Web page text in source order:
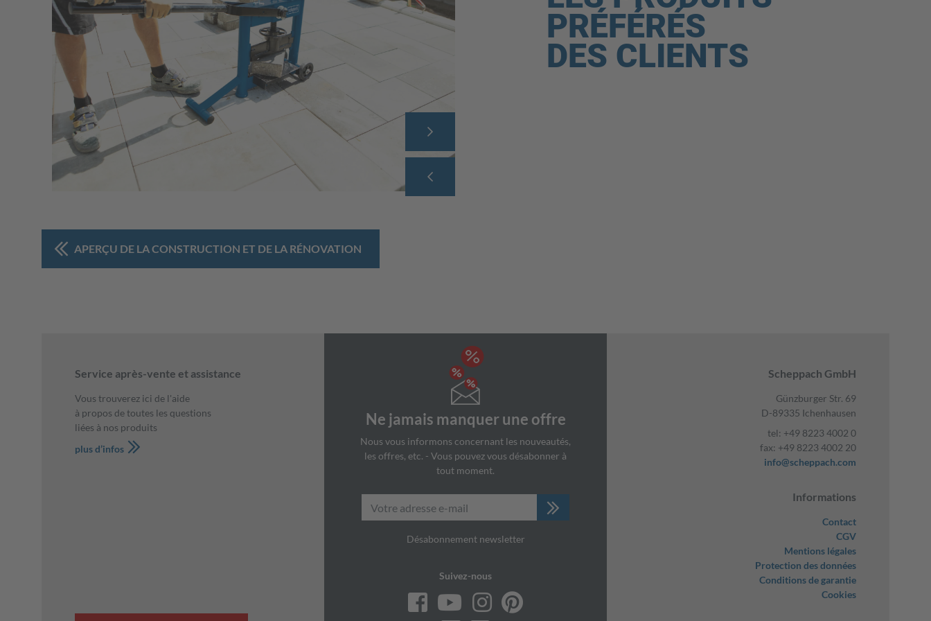
PRÉFÉRÉS
DES CLIENTS
APERÇU DE LA CONSTRUCTION ET DE LA RÉNOVATION
Service après-vente et assistance
Vous trouverez ici de l'aide
à propos de toutes les questions
liées à nos produits
plus d’infos
Ne jamais manquer une offre
Nous vous informons concernant les nouveautés,
les offres, etc. - Vous pouvez vous désabonner à
tout moment.
Désabonnement newsletter
Suivez-nous
Scheppach GmbH
Günzburger Str. 69
D-89335 Ichenhausen
tel: +49 8223 4002 0
fax: +49 8223 4002 20
info@scheppach.com
Informations
Contact
CGV
Mentions légales
Protection des données
Conditions de garantie
Cookies